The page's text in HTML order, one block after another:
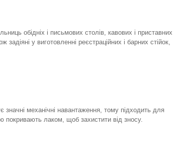
обідніх і письмових столів, кавових і приставних
задіяні у виготовленні реєстраційних і барних стійок,
механічні навантаження, тому підходить для
покривають лаком, щоб захистити від зносу.